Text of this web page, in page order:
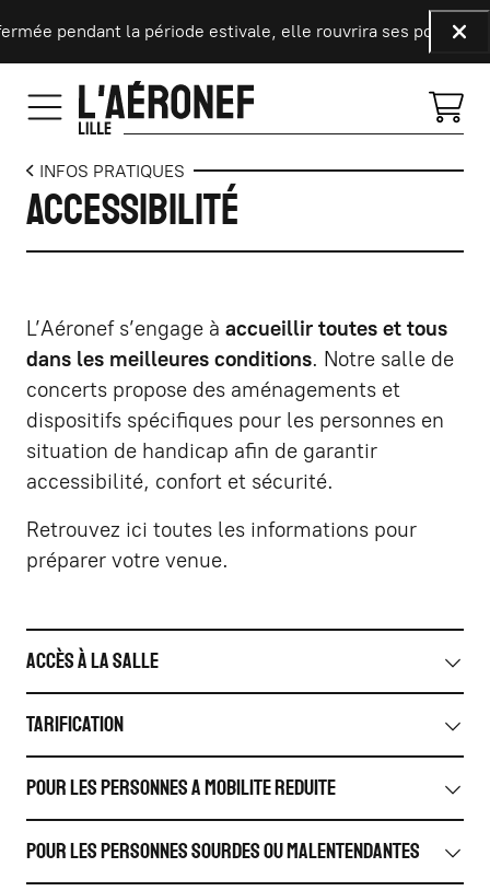
pendant la période estivale, elle rouvrira ses portes
INFOS PRATIQUES
Accessibilité
L’Aéronef s’engage à accueillir toutes et tous
dans les meilleures conditions. Notre salle de
concerts propose des aménagements et
dispositifs spécifiques pour les personnes en
situation de handicap afin de garantir
accessibilité, confort et sécurité.
Retrouvez ici toutes les informations pour
préparer votre venue.
ACCÈS À LA SALLE
TARIFICATION
POUR LES PERSONNES A MOBILITE REDUITE
POUR LES PERSONNES SOURDES OU MALENTENDANTES